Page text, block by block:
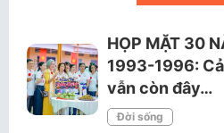
HỌP MẶT 30
1993-1996:
vẫn còn đây…
Đời sống